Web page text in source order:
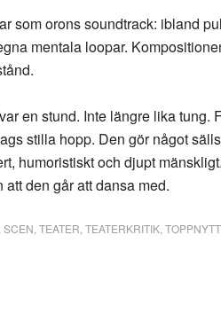
som orons soundtrack: ibland
mentala loopar.
en stund. Inte längre lika tung.
stilla hopp. Den gör något
humoristiskt och djupt
den går att dansa med.
SCEN TEATER TEATERKRITIK TOPPNYTT